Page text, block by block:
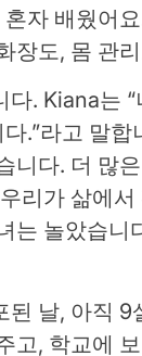
자 배웠어
장도, 몸 관리
. Kiana는 “
.”라고 말합
니다. 더 많
리가 삶에서
는 놀았습니
날, 아직 9
고, 학교에